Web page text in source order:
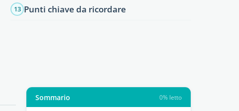
13 Punti chiave da ricordare
Sommario 0% letto